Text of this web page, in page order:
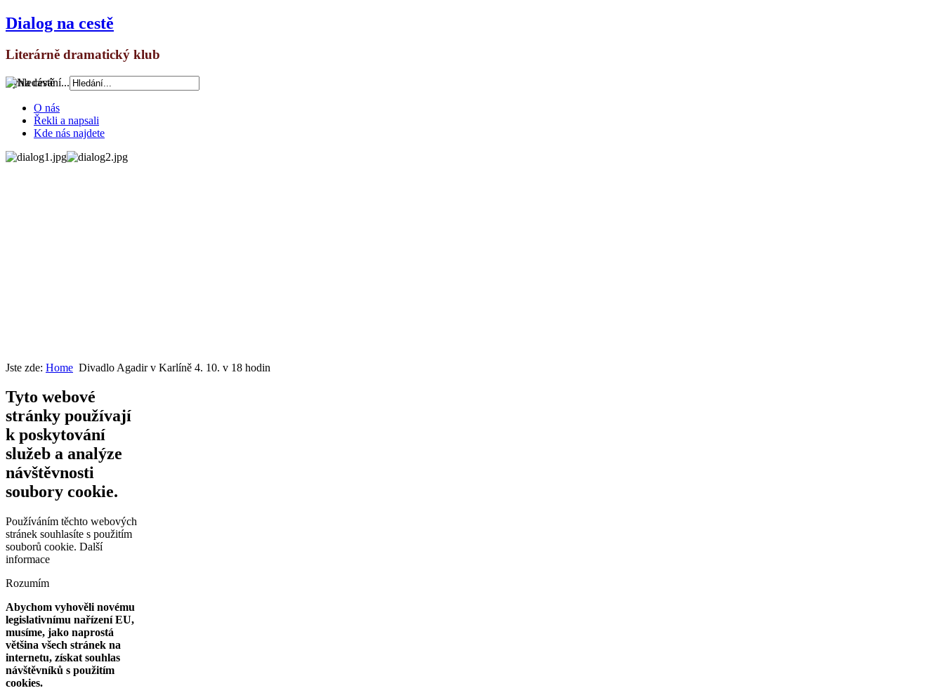
Dialog na cestě
Literárně dramatický klub
Vyhledávání...
O nás
Řekli a napsali
Kde nás najdete
Jste zde: Home Divadlo Agadir v Karlíně 4. 10. v 18 hodin
Tyto webové
stránky používají
k poskytování
služeb a analýze
návštěvnosti
soubory cookie.
Používáním těchto webových
stránek souhlasíte s použitím
souborů cookie. Další
informace
Rozumím
Abychom vyhověli novému
legislativnímu nařízení EU,
musíme, jako naprostá
většina všech stránek na
internetu, získat souhlas
návštěvníků s použitím
cookies.